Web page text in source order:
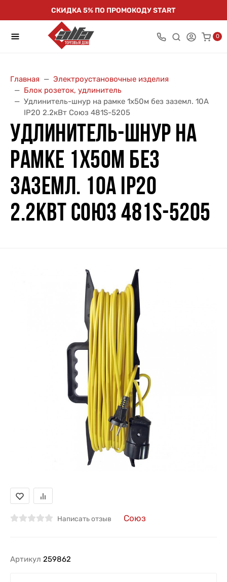
СКИДКА 5% ПО ПРОМОКОДУ START
0
Главная
Электроустановочные изделия
Блок розеток, удлинитель
Удлинитель-шнур на рамке 1х50м без заземл. 10А
IP20 2.2кВт Союз 481S-5205
УДЛИНИТЕЛЬ-ШНУР НА
РАМКЕ 1Х50М БЕЗ
ЗАЗЕМЛ. 10А IP20
2.2КВТ СОЮЗ 481S-5205
Написать отзыв Союз
Артикул 259862